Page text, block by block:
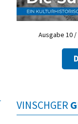
Ausgabe 10 /
VINSCHGER